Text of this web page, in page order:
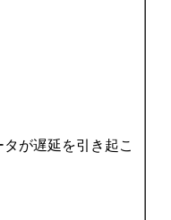
が遅延を引き起こ